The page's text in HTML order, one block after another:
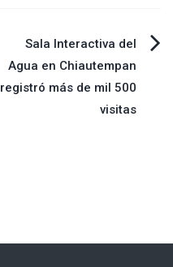
Sala Interactiva del
Agua en Chiautempan
registró más de mil 500
visitas